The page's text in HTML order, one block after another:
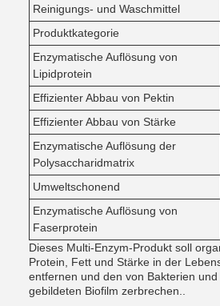
Reinigungs- und Waschmittel
Produktkategorie
Enzymatische Auflösung von
Lipidprotein
Effizienter Abbau von Pektin
Effizienter Abbau von Stärke
Enzymatische Auflösung der
Polysaccharidmatrix
Umweltschonend
Enzymatische Auflösung von
Faserprotein
Dieses Multi-Enzym-Produkt soll
Protein, Fett und Stärke in der
entfernen und den von Bakterien
gebildeten Biofilm zerbrechen..